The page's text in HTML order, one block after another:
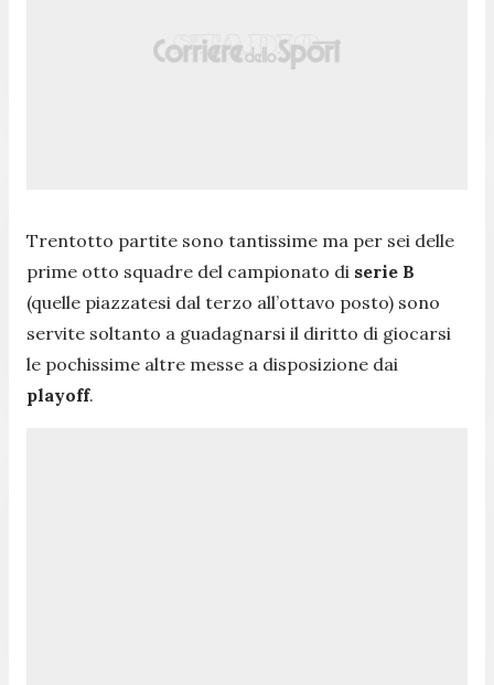
Trentotto partite sono tantissime ma per sei delle
prime otto squadre del campionato di serie B
(quelle piazzatesi dal terzo all’ottavo posto) sono
servite soltanto a guadagnarsi il diritto di giocarsi
le pochissime altre messe a disposizione dai
playoff.